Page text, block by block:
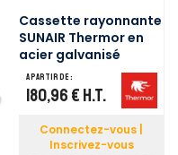
Cassette rayonnante
SUNAIR Thermor en
acier galvanisé
A partir de :
180,96 € H.T.
Connectez-vous |
Inscrivez-vous